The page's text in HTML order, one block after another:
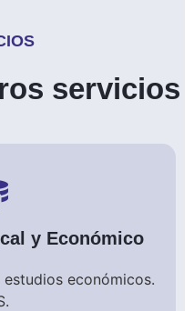
servicios
y Económico
económicos.